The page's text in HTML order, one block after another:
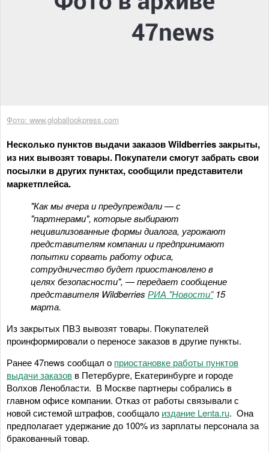
Фото: www.globallookpress.com
Несколько пунктов выдачи заказов Wildberries закрыты,
из них вывозят товары. Покупатели смогут забрать свои
посылки в других пунктах, сообщили представители
маркетплейса.
"Как мы вчера и предупреждали — с
"партнерами", которые выбирают
нецивилизованные формы диалога, угрожают
представителям компании и предпринимают
попытки сорвать работу офиса,
сотрудничество будет приостановлено в
целях безопасности", — передает сообщение
представителя Wildberries РИА "Новости"15
марта.
Из закрытых ПВЗ вывозят товары. Покупателей
проинформировали о переносе заказов в другие пункты.
Ранее 47news сообщал о приостановке работы пунктов
выдачи заказов в Петербурге, Екатеринбурге и городе
Волхов Ленобласти. В Москве партнеры собрались в
главном офисе компании. Отказ от работы связывали с
новой системой штрафов, сообщало издание Lenta.ru. Она
предполагает удержание до 100% из зарплаты персонала за
бракованный товар.